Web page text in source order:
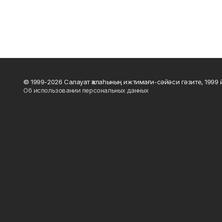
© 1999-2026 Салауат ҡалаһының ижтимағи-сәйәси гәзите,
Об использовании персональных данных